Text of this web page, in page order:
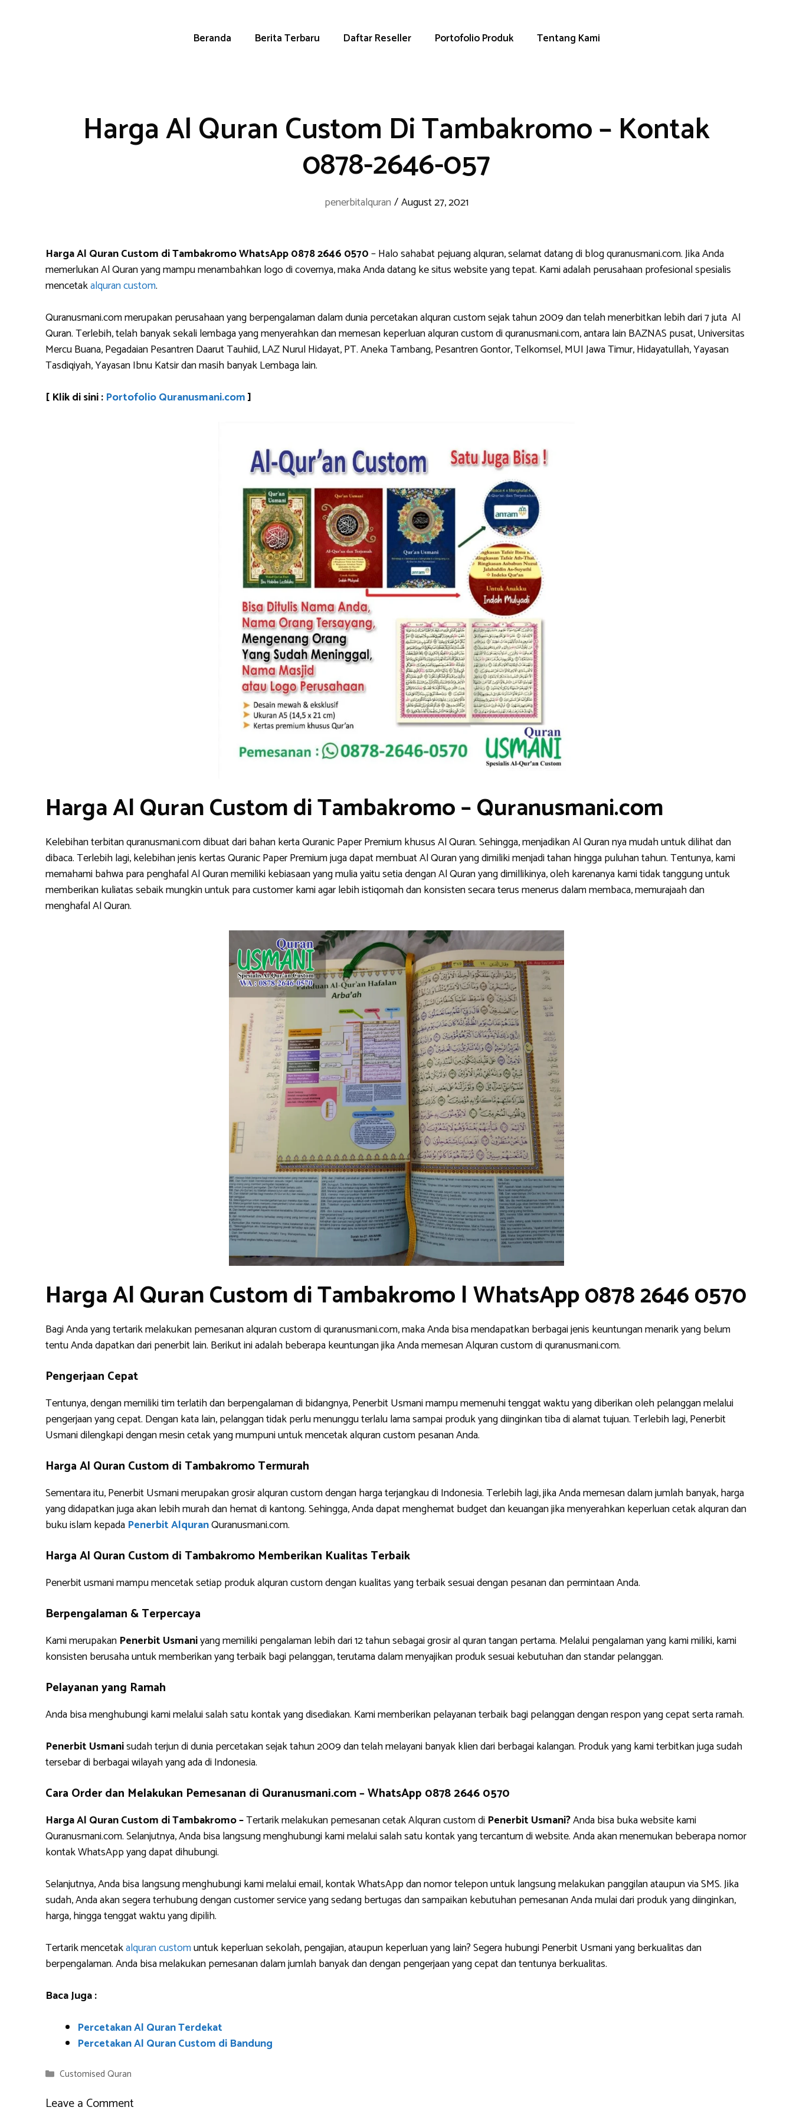
Beranda Berita Terbaru Daftar Reseller Portofolio Produk Tentang Kami
Harga Al Quran Custom Di Tambakromo – Kontak
0878-2646-057
penerbitalquran /August 27, 2021
Harga Al Quran Custom di Tambakromo WhatsApp 0878 2646 0570– Halo sahabat pejuang alquran, selamat datang di blog quranusmani.com. Jika Anda
memerlukan Al Quran yang mampu menambahkan logo di covernya, maka Anda datang ke situs website yang tepat. Kami adalah perusahaan profesional spesialis
mencetakalquran custom.
Quranusmani.com merupakan perusahaan yang berpengalaman dalam dunia percetakan alquran custom sejak tahun 2009 dan telah menerbitkan lebih dari 7 juta Al
Quran. Terlebih, telah banyak sekali lembaga yang menyerahkan dan memesan keperluan alquran custom di quranusmani.com, antara lain BAZNAS pusat, Universitas
Mercu Buana, Pegadaian Pesantren Daarut Tauhiid, LAZ Nurul Hidayat, PT. Aneka Tambang, Pesantren Gontor, Telkomsel, MUI Jawa Timur, Hidayatullah, Yayasan
Tasdiqiyah, Yayasan Ibnu Katsir dan masih banyak Lembaga lain.
[ Klik di sini : Portofolio Quranusmani.com]
Harga Al Quran Custom di Tambakromo – Quranusmani.com
Kelebihan terbitan quranusmani.com dibuat dari bahan kerta Quranic Paper Premium khusus Al Quran. Sehingga, menjadikan Al Quran nya mudah untuk dilihat dan
dibaca. Terlebih lagi, kelebihan jenis kertas Quranic Paper Premium juga dapat membuat Al Quran yang dimiliki menjadi tahan hingga puluhan tahun. Tentunya, kami
memahami bahwa para penghafal Al Quran memiliki kebiasaan yang mulia yaitu setia dengan Al Quran yang dimillikinya, oleh karenanya kami tidak tanggung untuk
memberikan kuliatas sebaik mungkin untuk para customer kami agar lebih istiqomah dan konsisten secara terus menerus dalam membaca, memurajaah dan
menghafal Al Quran.
Harga Al Quran Custom di Tambakromo | WhatsApp 0878 2646 0570
Bagi Anda yang tertarik melakukan pemesanan alquran custom di quranusmani.com, maka Anda bisa mendapatkan berbagai jenis keuntungan menarik yang belum
tentu Anda dapatkan dari penerbit lain. Berikut ini adalah beberapa keuntungan jika Anda memesan Alquran custom di quranusmani.com.
Pengerjaan Cepat
Tentunya, dengan memiliki tim terlatih dan berpengalaman di bidangnya, Penerbit Usmani mampu memenuhi tenggat waktu yang diberikan oleh pelanggan melalui
pengerjaan yang cepat. Dengan kata lain, pelanggan tidak perlu menunggu terlalu lama sampai produk yang diinginkan tiba di alamat tujuan. Terlebih lagi, Penerbit
Usmani dilengkapi dengan mesin cetak yang mumpuni untuk mencetak alquran custom pesanan Anda.
Harga Al Quran Custom di Tambakromo Termurah
Sementara itu, Penerbit Usmani merupakan grosir alquran custom dengan harga terjangkau di Indonesia. Terlebih lagi, jika Anda memesan dalam jumlah banyak, harga
yang didapatkan juga akan lebih murah dan hemat di kantong. Sehingga, Anda dapat menghemat budget dan keuangan jika menyerahkan keperluan cetak alquran dan
buku islam kepada Penerbit AlquranQuranusmani.com.
Harga Al Quran Custom di Tambakromo Memberikan Kualitas Terbaik
Penerbit usmani mampu mencetak setiap produk alquran custom dengan kualitas yang terbaik sesuai dengan pesanan dan permintaan Anda.
Berpengalaman & Terpercaya
Kami merupakan Penerbit Usmaniyang memiliki pengalaman lebih dari 12 tahun sebagai grosir al quran tangan pertama. Melalui pengalaman yang kami miliki, kami
konsisten berusaha untuk memberikan yang terbaik bagi pelanggan, terutama dalam menyajikan produk sesuai kebutuhan dan standar pelanggan.
Pelayanan yang Ramah
Anda bisa menghubungi kami melalui salah satu kontak yang disediakan. Kami memberikan pelayanan terbaik bagi pelanggan dengan respon yang cepat serta ramah.
Penerbit Usmanisudah terjun di dunia percetakan sejak tahun 2009 dan telah melayani banyak klien dari berbagai kalangan. Produk yang kami terbitkan juga sudah
tersebar di berbagai wilayah yang ada di Indonesia.
Cara Order dan Melakukan Pemesanan di Quranusmani.com –WhatsApp 0878 2646 0570
Harga Al Quran Custom di Tambakromo –Tertarik melakukan pemesanan cetak Alquran custom di Penerbit Usmani?Anda bisa buka website kami
Quranusmani.com. Selanjutnya, Anda bisa langsung menghubungi kami melalui salah satu kontak yang tercantum di website. Anda akan menemukan beberapa nomor
kontak WhatsApp yang dapat dihubungi.
Selanjutnya, Anda bisa langsung menghubungi kami melalui email, kontak WhatsApp dan nomor telepon untuk langsung melakukan panggilan ataupun via SMS. Jika
sudah, Anda akan segera terhubung dengan customer service yang sedang bertugas dan sampaikan kebutuhan pemesanan Anda mulai dari produk yang diinginkan,
harga, hingga tenggat waktu yang dipilih.
Tertarik mencetakalquran customuntuk keperluan sekolah, pengajian, ataupun keperluan yang lain? Segera hubungi Penerbit Usmani yang berkualitas dan
berpengalaman. Anda bisa melakukan pemesanan dalam jumlah banyak dan dengan pengerjaan yang cepat dan tentunya berkualitas.
Baca Juga :
Percetakan Al Quran Terdekat
Percetakan Al Quran Custom di Bandung
Categories
Customised Quran
Leave a Comment